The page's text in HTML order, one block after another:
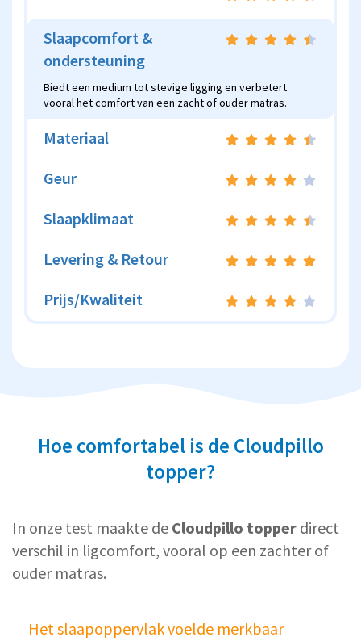
Slaapcomfort &
ondersteuning
Biedt een medium tot stevige ligging en verbetert
vooral het comfort van een zacht of ouder matras.
Materiaal
Geur
Slaapklimaat
Levering & Retour
Prijs/Kwaliteit
Hoe comfortabel is de Cloudpillo
topper?
In onze test maakte de Cloudpillo topper direct
verschil in ligcomfort, vooral op een zachter of
ouder matras.
Het slaapoppervlak voelde merkbaar